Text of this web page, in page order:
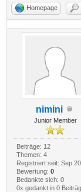
Homepage
nimini
Junior Member
Beiträge: 12
Themen: 4
Registriert seit: Sep
Bewertung: 0
Bedankte sich: 0
0x gedankt in 0